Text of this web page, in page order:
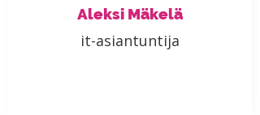
Aleksi Mäkelä
it-asiantuntija